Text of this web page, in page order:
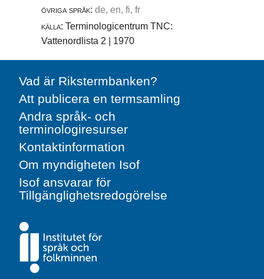
övriga språk: de, en, fi, fr
källa: Terminologicentrum TNC:
Vattenordlista 2 | 1970
Vad är Rikstermbanken?
Att publicera en termsamling
Andra språk- och
terminologiresurser
Kontaktinformation
Om myndigheten Isof
Isof ansvarar för
Tillgänglighetsredogörelse